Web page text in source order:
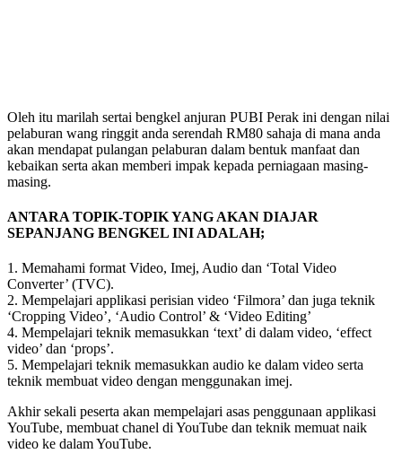
Oleh itu marilah sertai bengkel anjuran PUBI Perak ini dengan nilai
pelaburan wang ringgit anda serendah RM80 sahaja di mana anda
akan mendapat pulangan pelaburan dalam bentuk manfaat dan
kebaikan serta akan memberi impak kepada perniagaan masing-
masing.
ANTARA TOPIK-TOPIK YANG AKAN DIAJAR
SEPANJANG BENGKEL INI ADALAH;
1. Memahami format Video, Imej, Audio dan ‘Total Video
Converter’ (TVC).
2. Mempelajari applikasi perisian video ‘Filmora’ dan juga teknik
‘Cropping Video’, ‘Audio Control’ & ‘Video Editing’
4. Mempelajari teknik memasukkan ‘text’ di dalam video, ‘effect
video’ dan ‘props’.
5. Mempelajari teknik memasukkan audio ke dalam video serta
teknik membuat video dengan menggunakan imej.
Akhir sekali peserta akan mempelajari asas penggunaan applikasi
YouTube, membuat chanel di YouTube dan teknik memuat naik
video ke dalam YouTube.